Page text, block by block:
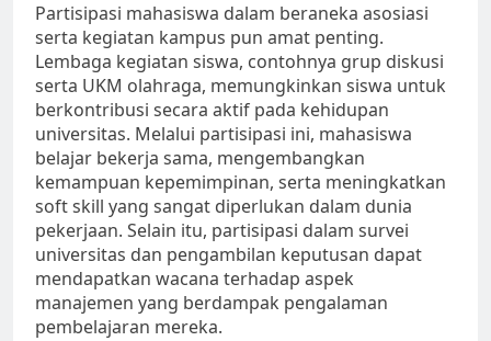
Partisipasi mahasiswa dalam beraneka asosiasi
serta kegiatan kampus pun amat penting.
Lembaga kegiatan siswa, contohnya grup diskusi
serta UKM olahraga, memungkinkan siswa untuk
berkontribusi secara aktif pada kehidupan
universitas. Melalui partisipasi ini, mahasiswa
belajar bekerja sama, mengembangkan
kemampuan kepemimpinan, serta meningkatkan
soft skill yang sangat diperlukan dalam dunia
pekerjaan. Selain itu, partisipasi dalam survei
universitas dan pengambilan keputusan dapat
mendapatkan wacana terhadap aspek
manajemen yang berdampak pengalaman
pembelajaran mereka.